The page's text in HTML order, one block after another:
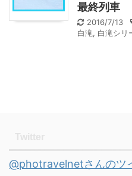
最終列車
2016/7/13
白滝, 白滝シリ
@photravelnetさんのツ